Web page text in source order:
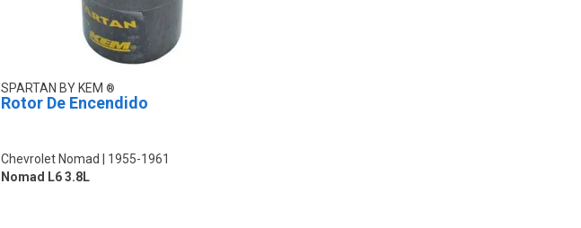
SPARTAN BY KEM
Rotor De Encendido
Chevrolet Nomad
1955-1961
Nomad L6 3.8L